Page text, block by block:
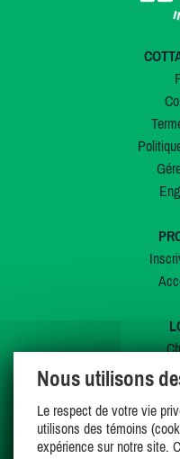
Nous utilisons
Le respect de votre vie
utilisons des témoins
expérience sur notre site.